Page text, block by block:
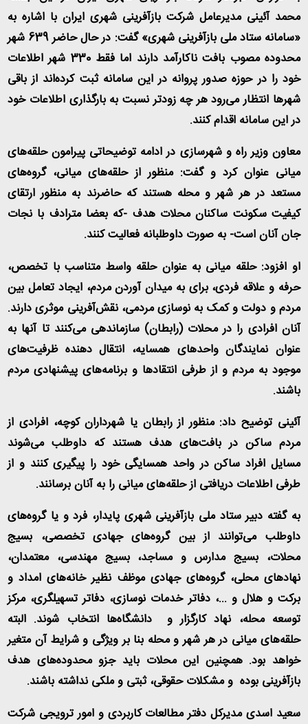
محمد آئینی مدیرعامل شرکت بازآفرینی شهری ایران با اشاره به
«سامانه ‌ستاد ملی بازآفرینی شهری» گفت: در حال حاضر 639 شهر
محدوده مصوب بافت ناکارآمد دارند اما فقط 330 شهر اطلاعات
خود را در حوزه صدور پروانه در این سامانه ثبت کرده‌اند از باقی
شهرها انتظار می‌رود هر چه زودتر نسبت به بارگذاری اطلاعات خود
در این سامانه اقدام کنند.
معاون وزیر راه و شهرسازی در ادامه توضیحاتی پیرامون حلقه‌های
میانی عنوان کرد و گفت: منظور از حلقه‌های میانی، گروه‌های
مستعد در هر شهر و محله هستند که حاضرند به منظور ارتقای
کیفیت سکونت ساکنان محلات هدف -که بعضا مترادف با نجات
جان آنان است- به صورت داوطلبانه فعالیت کنند.
او افزود: حلقه میانی به عنوان حلقه واسط متناسب با تخصص،
حرفه و علاقه فردی، برای به میدان آوردن مردم، ایجاد تعامل بین
مردم و دولت و کمک به نوسازی مردمی، نقش‌آفرینی موثری دارند.
آنان افرادی را در محلات (رابطان) سازماندهی می‌کنند تا آنها به
عنوان نمایندگان واحدهای همسایه، انتقال دهنده ظرفیت‌های
موجود به مردم و از طرفی انتقادها و برنامه‌های پیشنهادی مردم
باشند.
آئینی توضیح داد: منظور از رابطان یا شهرداران کوچه، افرادی از
مردم ساکن در بافت‌های هدف هستند که داوطلب می‌شوند
مسایل افراد ساکن در واحد همسایگی خود را پیگیری کنند و از
طرفی اطلاعات دریافتی از حلقه‌های میانی را به آنان برسانند.
به گفته دبیر ستاد ملی بازآفرینی شهری پایدار، فرد و یا گروه‌های
داوطلب می‌توانند از بین گروه‌های جهادی تخصصی، بسیج
محلات، بسیج مدارس و مساجد، بسیج مهندسی، معتمدان،
نهادهای محلی، گروههای جهادی موظف نظیر خانه‌های امداد و
برکت و هلال و ...، دفاتر خدمات نوسازی، دفاتر تسهیلگری، مرکز
توسعه محله، نهاد کارگزار و دانشگاه‌ها انتخاب شوند. البته
حلقه‌های میانی در هر شهر و محله بنا بر ویژگی و شرایط آن متغیر
خواهد بود. همچنین این محلات باید جزو محدوده‌های هدف
بازآفرینی بوده و مشکلات حقوقی، ثبتی و ملکی نداشته باشند.
سعید اسدی مدیرکل دفتر مطالعات کاربردی و امور ترویجی شرکت